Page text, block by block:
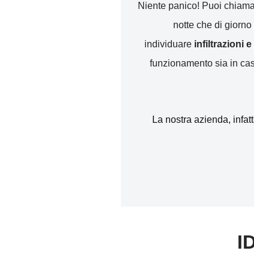
Niente panico! Puoi
notte che di
individuare infiltrazioni e
funzionamento sia in
La nostra azienda,